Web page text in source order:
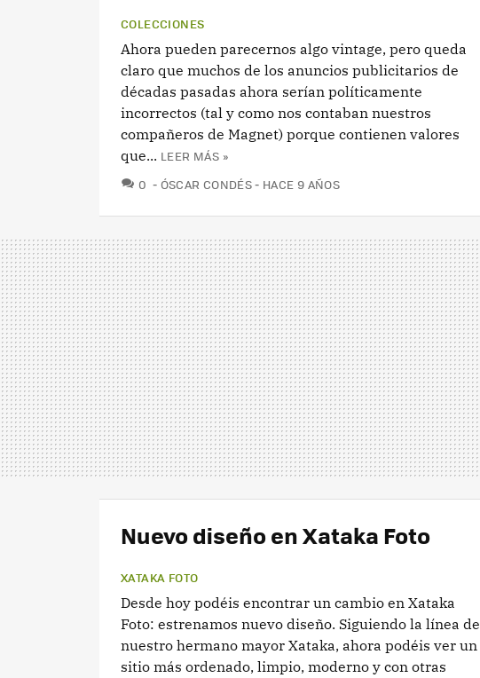
COLECCIONES
Ahora pueden parecernos algo vintage, pero queda
claro que muchos de los anuncios publicitarios de
décadas pasadas ahora serían políticamente
incorrectos (tal y como nos contaban nuestros
compañeros de Magnet) porque contienen valores
que... LEER MÁS »
0 COMENTARIOS
ÓSCAR CONDÉS HACE 9 AÑOS
Nuevo diseño en Xataka Foto
XATAKA FOTO
Desde hoy podéis encontrar un cambio en Xataka
Foto: estrenamos nuevo diseño. Siguiendo la línea de
nuestro hermano mayor Xataka, ahora podéis ver un
sitio más ordenado, limpio, moderno y con otras